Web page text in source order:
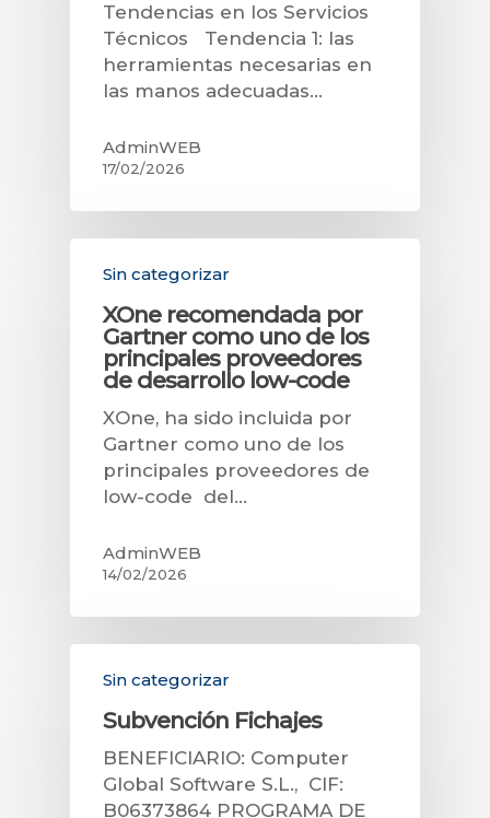
Tendencias en los Servicios
Técnicos Tendencia 1: las
herramientas necesarias en
las manos adecuadas…
AdminWEB
17/02/2026
Sin categorizar
XOne recomendada por
Gartner como uno de los
principales proveedores
de desarrollo low-code
XOne, ha sido incluida por
Gartner como uno de los
principales proveedores de
low-code del…
AdminWEB
14/02/2026
Sin categorizar
Subvención Fichajes
BENEFICIARIO: Computer
Global Software S.L., CIF:
B06373864 PROGRAMA DE